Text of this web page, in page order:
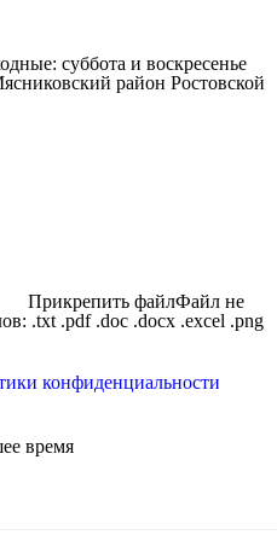
суббота и воскресенье
район Ростовской
Прикрепить файлФайл не
.txt .pdf .doc .docx .excel .png
конфиденциальности
время